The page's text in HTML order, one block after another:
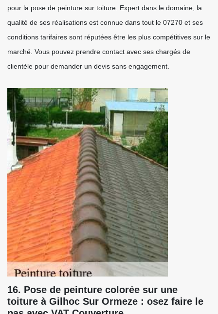
pour la pose de peinture sur toiture. Expert dans le domaine, la
qualité de ses réalisations est connue dans tout le 07270 et ses
conditions tarifaires sont réputées être les plus compétitives sur le
marché. Vous pouvez prendre contact avec ses chargés de
clientèle pour demander un devis sans engagement.
16. Pose de peinture colorée sur une
toiture à Gilhoc Sur Ormeze : osez faire le